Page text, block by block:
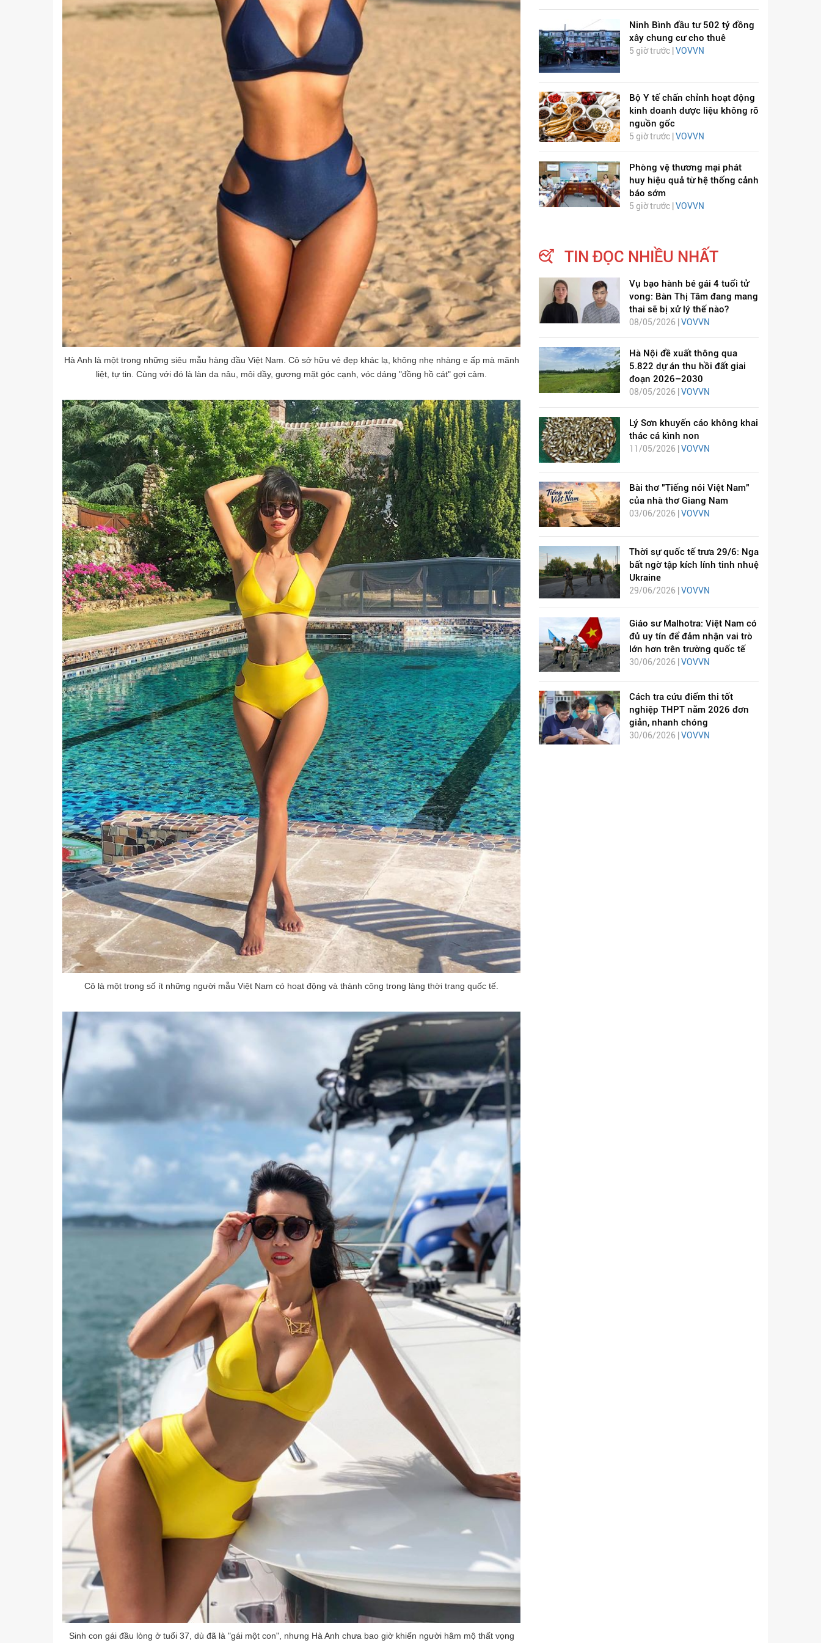
Hà Anh là một trong những siêu mẫu hàng đầu Việt Nam. Cô sở hữu vẻ đẹp khác lạ, không nhẹ nhàng e ấp mà mãnh
liệt, tự tin. Cùng với đó là làn da nâu, môi dầy, gương mặt góc cạnh, vóc dáng "đồng hồ cát" gợi cảm.
Cô là một trong số ít những người mẫu Việt Nam có hoạt động và thành công trong làng thời trang quốc tế.
Sinh con gái đầu lòng ở tuổi 37, dù đã là "gái một con", nhưng Hà Anh chưa bao giờ khiến người hâm mộ thất vọng
Ninh Bình đầu tư 502 tỷ đồng
xây chung cư cho thuê
5 giờ trước | VOVVN
Bộ Y tế chấn chỉnh hoạt động
kinh doanh dược liệu không rõ
nguồn gốc
5 giờ trước | VOVVN
Phòng vệ thương mại phát
huy hiệu quả từ hệ thống cảnh
báo sớm
5 giờ trước | VOVVN
TIN ĐỌC NHIỀU NHẤT
Vụ bạo hành bé gái 4 tuổi tử
vong: Bàn Thị Tâm đang mang
thai sẽ bị xử lý thế nào?
08/05/2026 | VOVVN
Hà Nội đề xuất thông qua
5.822 dự án thu hồi đất giai
đoạn 2026–2030
08/05/2026 | VOVVN
Lý Sơn khuyến cáo không khai
thác cá kình non
11/05/2026 | VOVVN
Bài thơ "Tiếng nói Việt Nam"
của nhà thơ Giang Nam
03/06/2026 | VOVVN
Thời sự quốc tế trưa 29/6: Nga
bất ngờ tập kích lính tinh nhuệ
Ukraine
29/06/2026 | VOVVN
Giáo sư Malhotra: Việt Nam có
đủ uy tín để đảm nhận vai trò
lớn hơn trên trường quốc tế
30/06/2026 | VOVVN
Cách tra cứu điểm thi tốt
nghiệp THPT năm 2026 đơn
giản, nhanh chóng
30/06/2026 | VOVVN